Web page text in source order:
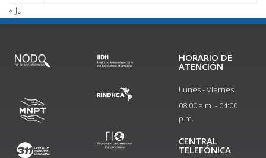
« Jul
HORARIO DE
ATENCIÓN
Lunes - Viernes
08:00 a.m. - 04:00
p.m.
CENTRAL
TELEFÓNICA